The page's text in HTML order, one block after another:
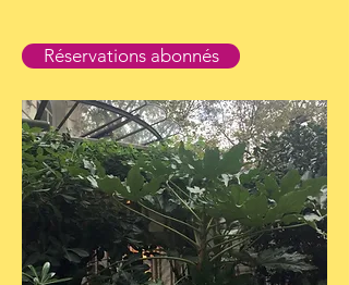
Réservations abonnés